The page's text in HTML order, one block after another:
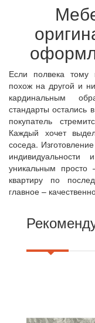
Если полвека тому
похож на другой и
кардинальным
стандарты остались
покупатель
Каждый хочет
соседа.
индивидуальности
уникальным
квартиру по
главное –